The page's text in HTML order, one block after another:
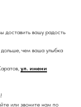
доставить вашу радость
чем ваша улыбка
ул. имени
или звоните нам по